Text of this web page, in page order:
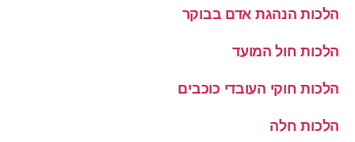
הלכות הנהגת אדם בבוקר
הלכות חול המועד
הלכות חוקי העובדי כוכבים
הלכות חלה